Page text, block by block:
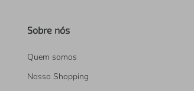
Sobre nós
Quem somos
Nosso Shopping